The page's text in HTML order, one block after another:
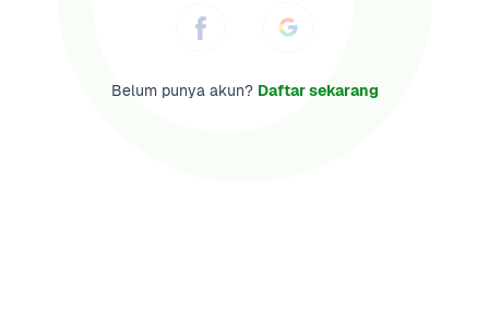
Belum punya akun? Daftar sekarang